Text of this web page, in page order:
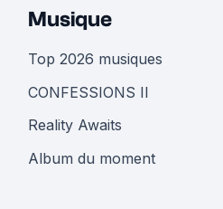
Musique
Top 2026 musiques
CONFESSIONS II
Reality Awaits
Album du moment